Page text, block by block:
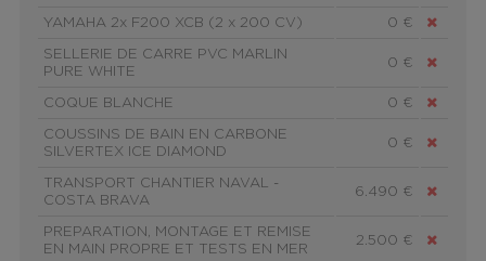
YAMAHA 2x F200 XCB (2 x 200 CV) 0 €
SELLERIE DE CARRE PVC MARLIN
PURE WHITE
0 €
COQUE BLANCHE 0 €
COUSSINS DE BAIN EN CARBONE
SILVERTEX ICE DIAMOND
0 €
TRANSPORT CHANTIER NAVAL -
COSTA BRAVA
6.490 €
PREPARATION, MONTAGE ET REMISE
EN MAIN PROPRE ET TESTS EN MER
2.500 €